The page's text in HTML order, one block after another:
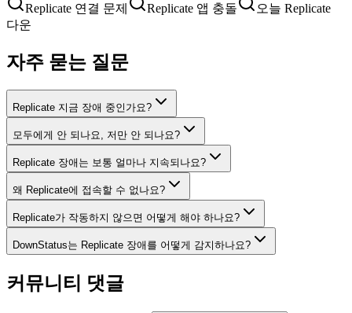
Replicate 연결 문제
Replicate 앱 충돌
오늘 Replicate
다운
자주 묻는 질문
Replicate 지금 장애 중인가요?
모두에게 안 되나요, 저만 안 되나요?
Replicate 장애는 보통 얼마나 지속되나요?
왜 Replicate에 접속할 수 없나요?
Replicate가 작동하지 않으면 어떻게 해야 하나요?
DownStatus는 Replicate 장애를 어떻게 감지하나요?
커뮤니티 댓글